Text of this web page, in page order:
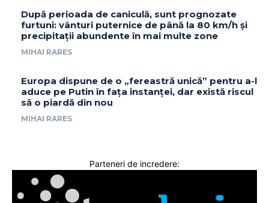
După perioada de caniculă, sunt prognozate
furtuni: vânturi puternice de până la 80 km/h și
precipitații abundente în mai multe zone
MIHAI RARES
Europa dispune de o „fereastră unică” pentru a-l
aduce pe Putin în fața instanței, dar există riscul
să o piardă din nou
MIHAI RARES
Parteneri de incredere: